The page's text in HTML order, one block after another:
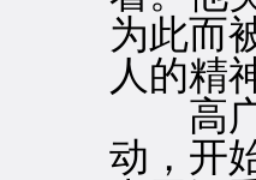
为此而
人的精
高广
动，开